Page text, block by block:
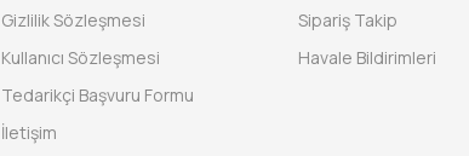
Gizlilik Sözleşmesi
Kullanıcı Sözleşmesi
Tedarikçi Başvuru Formu
İletişim
Sipariş Takip
Havale Bildirimleri